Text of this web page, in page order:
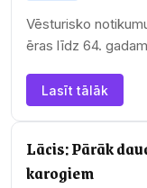
Vēsturisko
ēras līdz 64.
Lasīt tālāk
Lācis: Pārāk
karogiem